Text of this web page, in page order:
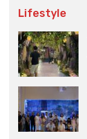
Lifestyle